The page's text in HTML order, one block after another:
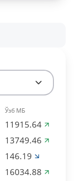
Ўзб МБ
11915.64
13749.46
146.19
16034.88